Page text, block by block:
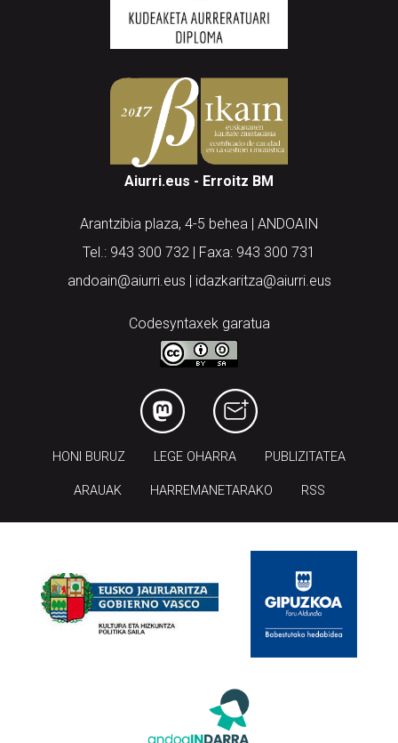
Aiurri.eus - Erroitz BM
Arantzibia plaza, 4-5 behea | ANDOAIN
Tel.: 943 300 732 | Faxa: 943 300 731
andoain@aiurri.eus | idazkaritza@aiurri.eus
Codesyntaxek garatua
LEGE OHARRA
ARAUAK HARREMANETARAKO RSS